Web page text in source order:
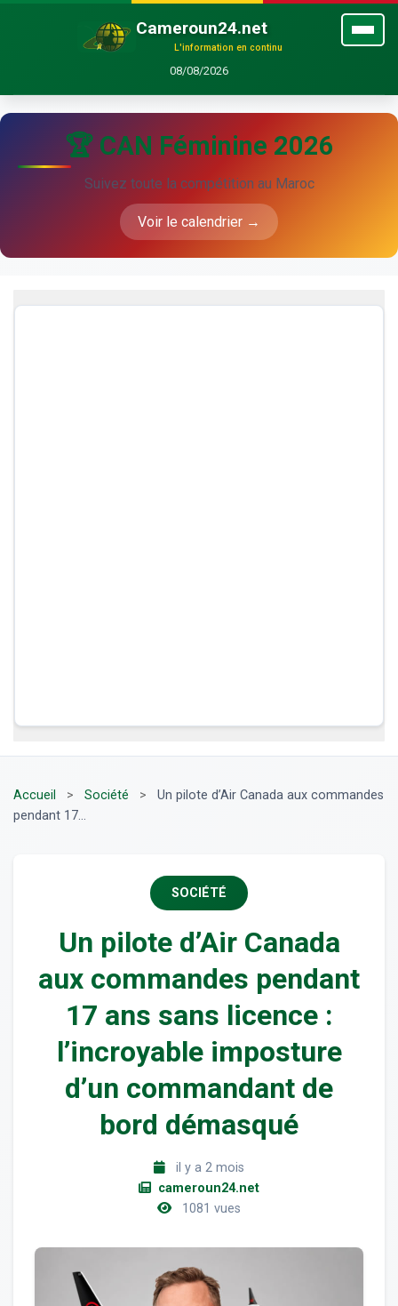
Cameroun24.net
L'information en continu
08/08/2026
🏆 CAN Féminine 2026
Suivez toute la compétition au Maroc
Voir le calendrier →
Accueil > Société >
Un pilote d’Air Canada aux commandes
pendant 17...
SOCIÉTÉ
Un pilote d’Air Canada
aux commandes pendant
17 ans sans licence :
l’incroyable imposture
d’un commandant de
bord démasqué
il y a 2 mois
cameroun24.net
1081 vues